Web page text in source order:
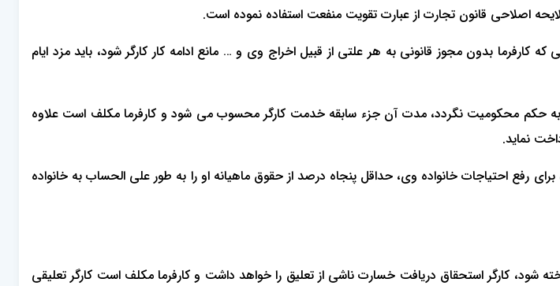
است که در شرایطی که کارفرما بدون مجوز قانونی به هر علتی از قبیل اخراج وی و … مانع ادامه کار کارگر شود، باید مزد ایام
به حکم محکومیت نگردد، مدت آن جزء سابقه خدمت کارگر محسوب می شود و کارفرما مکلف است علاوه
نماید.
رفع احتیاجات خانواده وی، حداقل پنجاه درصد از حقوق ماهیانه او را به طور علی الحساب به خانواده
شود، کارگر استحقاق دریافت خسارت ناشی از تعلیق را خواهد داشت و کارفرما مکلف است کارگر تعلیقی